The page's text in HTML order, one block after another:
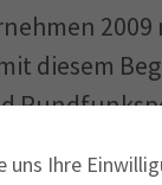
uns Ihre
diesem
Die wohl